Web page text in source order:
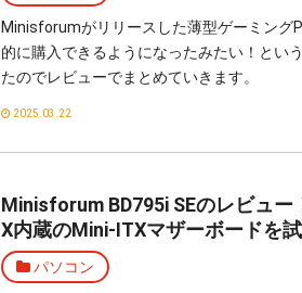
Minisforumがリリースした薄型ゲーミング
的に購入できるようになったみたい！とい
たのでレビューでまとめていきます。
2025.03.22
Minisforum BD795i SEのレビュ
X内蔵のMini-ITXマザーボードを試
パソコン